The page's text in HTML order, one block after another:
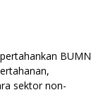
BUMN
sektor non-